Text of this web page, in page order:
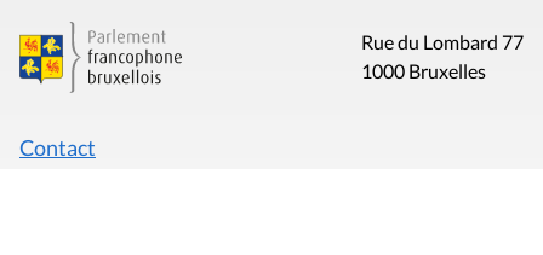
Rue du Lombard 77
1000 Bruxelles
Contact